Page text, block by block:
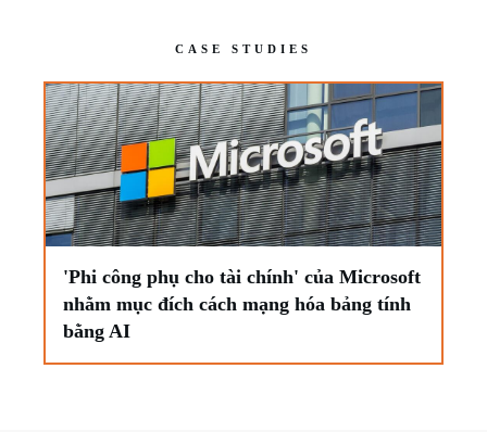
CASE STUDIES
'Phi công phụ cho tài chính' của Microsoft
nhằm mục đích cách mạng hóa bảng tính
bằng AI